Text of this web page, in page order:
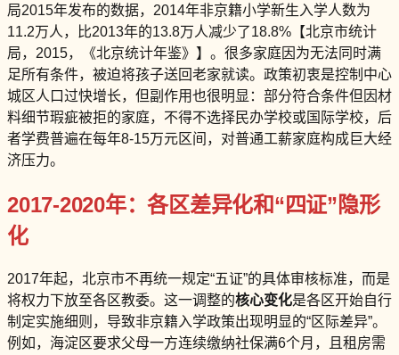
局2015年发布的数据，2014年非京籍小学新生入学人数为
11.2万人，比2013年的13.8万人减少了18.8%【北京市统计
局，2015，《北京统计年鉴》】。很多家庭因为无法同时满
足所有条件，被迫将孩子送回老家就读。政策初衷是控制中心
城区人口过快增长，但副作用也很明显：部分符合条件但因材
料细节瑕疵被拒的家庭，不得不选择民办学校或国际学校，后
者学费普遍在每年8-15万元区间，对普通工薪家庭构成巨大经
济压力。
2017-2020年：各区差异化和“四证”隐形
化
2017年起，北京市不再统一规定“五证”的具体审核标准，而是
将权力下放至各区教委。这一调整的核心变化是各区开始自行
制定实施细则，导致非京籍入学政策出现明显的“区际差异”。
例如，海淀区要求父母一方连续缴纳社保满6个月，且租房需